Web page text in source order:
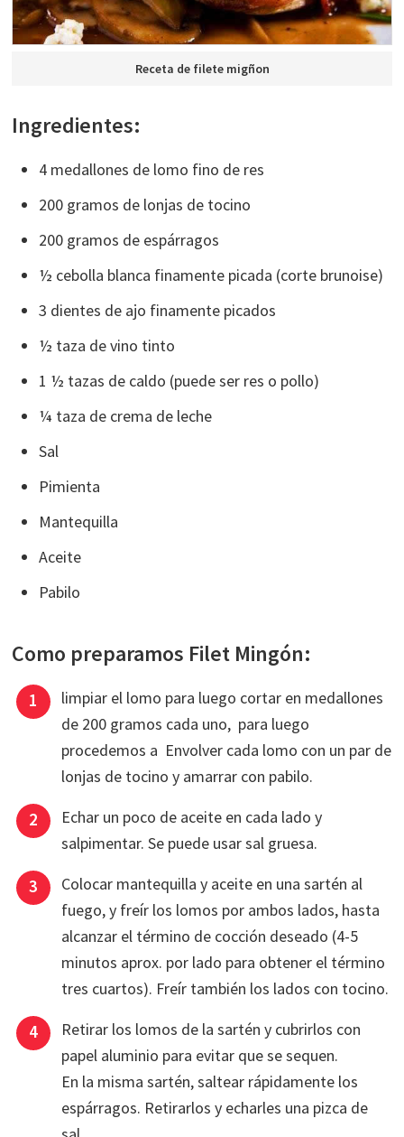
Receta de filete migñon
Ingredientes:
4 medallones de lomo fino de res
200 gramos de lonjas de tocino
200 gramos de espárragos
½ cebolla blanca finamente picada (corte brunoise)
3 dientes de ajo finamente picados
½ taza de vino tinto
1 ½ tazas de caldo (puede ser res o pollo)
¼ taza de crema de leche
Sal
Pimienta
Mantequilla
Aceite
Pabilo
Como preparamos Filet Mingón:
limpiar el lomo para luego cortar en medallones
de 200 gramos cada uno, para luego
procedemos a Envolver cada lomo con un par de
lonjas de tocino y amarrar con pabilo.
Echar un poco de aceite en cada lado y
salpimentar. Se puede usar sal gruesa.
Colocar mantequilla y aceite en una sartén al
fuego, y freír los lomos por ambos lados, hasta
alcanzar el término de cocción deseado (4-5
minutos aprox. por lado para obtener el término
tres cuartos). Freír también los lados con tocino.
Retirar los lomos de la sartén y cubrirlos con
papel aluminio para evitar que se sequen.
En la misma sartén, saltear rápidamente los
espárragos. Retirarlos y echarles una pizca de